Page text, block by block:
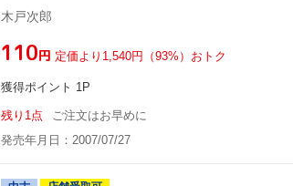
木戸次郎
¥110円 定価より1,540円（93%）おトク
獲得ポイント 1P
残り1点
ご注文はお早めに
発売年月日：2007/07/27